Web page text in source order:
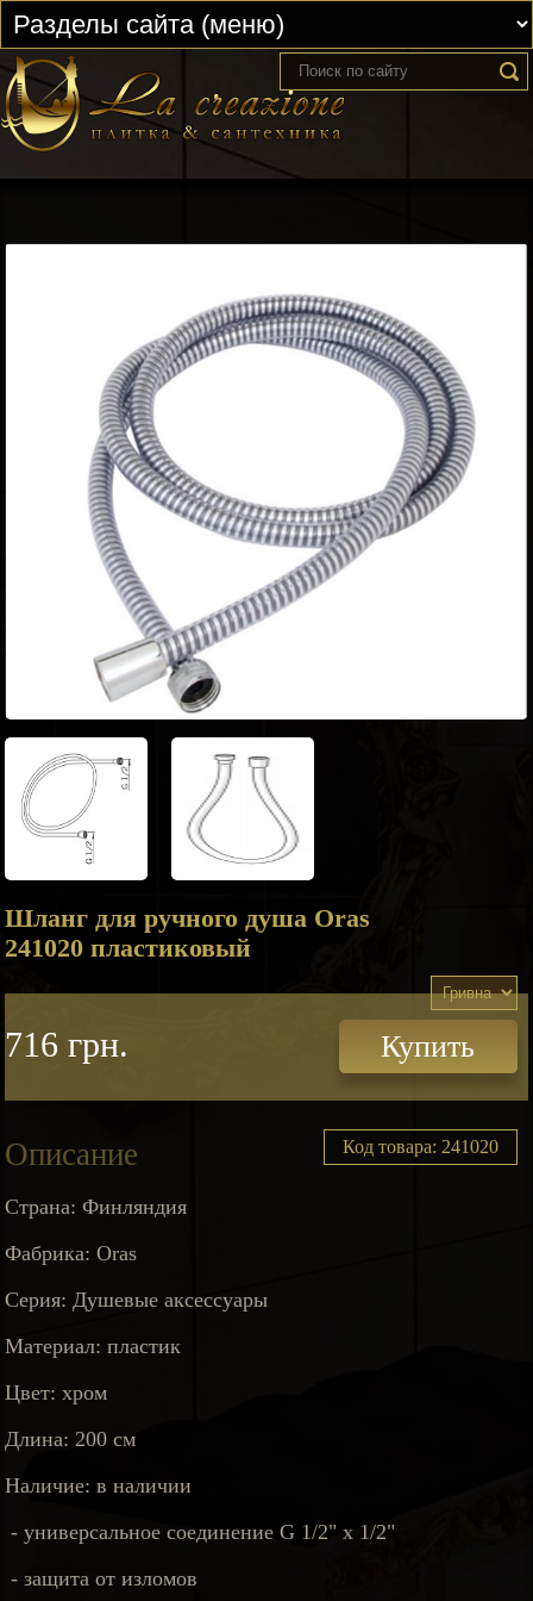
Шланг для ручного душа Oras
241020 пластиковый
716 грн. Купить
Описание Код товара: 241020
Страна: Финляндия
Фабрика: Oras
Серия: Душевые аксессуары
Материал: пластик
Цвет: хром
Длина: 200 см
Наличие: в наличии
- универсальное соединение G 1/2" x 1/2"
- защита от изломов